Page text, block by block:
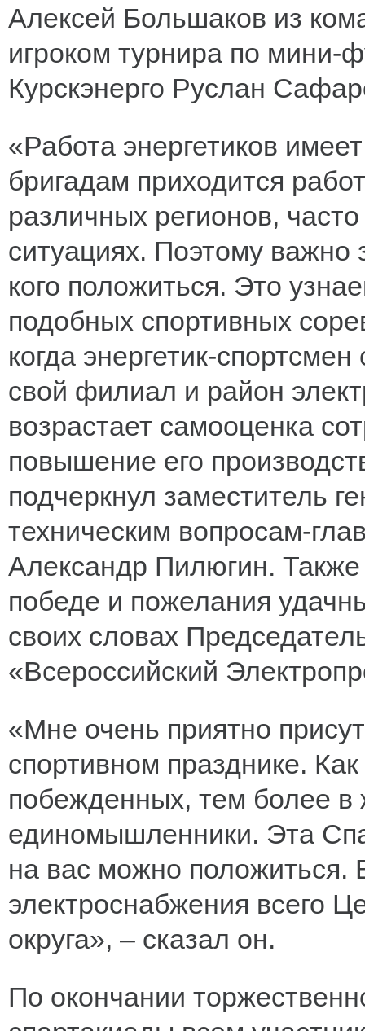
Алексей Большаков из
игроком турнира по мини-
Курскэнерго Руслан
«Работа энергетиков
бригадам приходится
различных регионов,
ситуациях. Поэтому важно
кого положиться. Это
подобных спортивных
когда энергетик-
свой филиал и район
возрастает самооценка
повышение его
подчеркнул заместитель
техническим вопросам-
Александр Пилюгин. Также
победе и пожелания
своих словах
«Всероссийский
«Мне очень приятно
спортивном празднике.
побежденных, тем более в
единомышленники. Эта
на вас можно положиться.
электроснабжения всего
округа», – сказал он.
По окончании